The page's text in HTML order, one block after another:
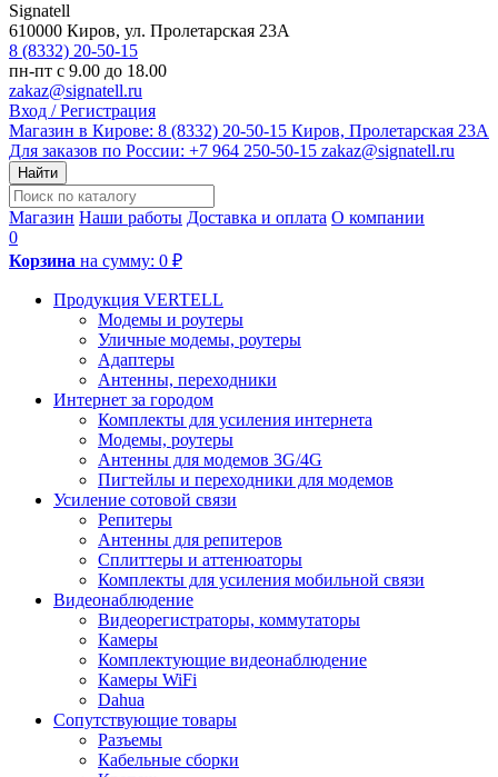
Signatell
610000 Киров, ул. Пролетарская 23А
8 (8332) 20-50-15
пн-пт с 9.00 до 18.00
zakaz@signatell.ru
Вход / Регистрация
Магазин в Кирове: 8 (8332) 20-50-15 Киров, Пролетарская 23А
Для заказов по России: +7 964 250-50-15 zakaz@signatell.ru
Найти
Магазин Наши работы Доставка и оплата О компании
0
Корзина на сумму: 0 ₽
Продукция VERTELL
Модемы и роутеры
Уличные модемы, роутеры
Адаптеры
Антенны, переходники
Интернет за городом
Комплекты для усиления интернета
Модемы, роутеры
Антенны для модемов 3G/4G
Пигтейлы и переходники для модемов
Усиление сотовой связи
Репитеры
Антенны для репитеров
Сплиттеры и аттенюаторы
Комплекты для усиления мобильной связи
Видеонаблюдение
Видеорегистраторы, коммутаторы
Камеры
Комплектующие видеонаблюдение
Камеры WiFi
Dahua
Сопутствующие товары
Разъемы
Кабельные сборки